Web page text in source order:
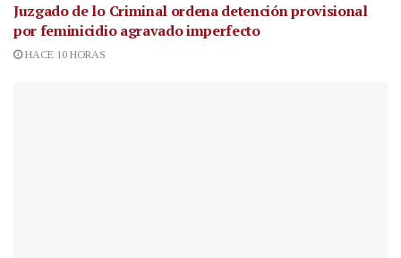
Juzgado de lo Criminal ordena detención provisional
por feminicidio agravado imperfecto
HACE 10 HORAS